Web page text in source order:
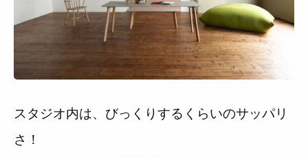
スタジオ内は、びっくりするくらいのサッパリ
さ！